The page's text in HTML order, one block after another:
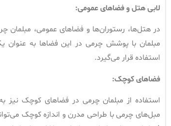
لابی هتل و فضاهای عمومی:
در هتل‌ها، رستوران‌ها و فضاهای عمومی، مبلمان
مبلمان با پوشش چرمی در این فضاها به عنوان
استفاده قرار می‌گیرد.
فضاهای کوچک:
استفاده از مبلمان چرمی در فضاهای کوچک نیز
مبل‌های چرمی با طراحی مدرن و اندازه کوچک